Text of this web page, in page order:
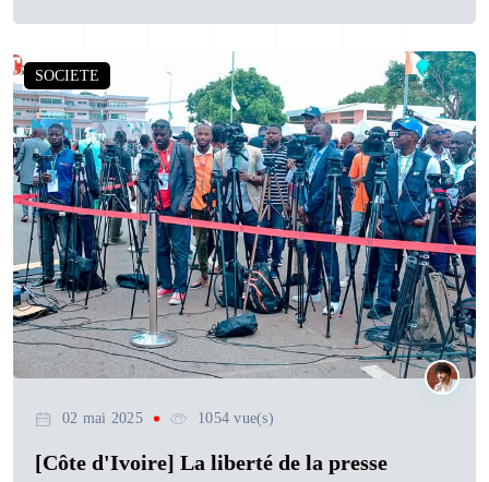
SOCIETE
02 mai 2025 1054 vue(s)
[Côte d'Ivoire] La liberté de la presse